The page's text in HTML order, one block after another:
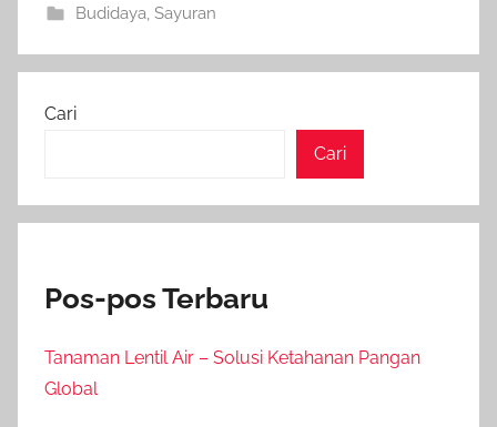
Budidaya Sayuran
Cari
Cari
Pos-pos Terbaru
Tanaman Lentil Air – Solusi Ketahanan Pangan
Global